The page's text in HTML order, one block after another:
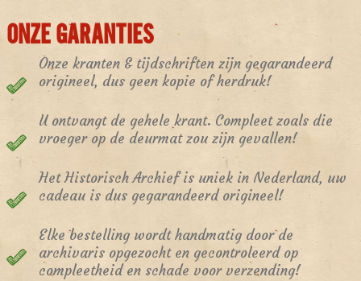
ONZE GARANTIES
Onze kranten & tijdschriften zijn gegarandeerd
origineel, dus geen kopie of herdruk!
U ontvangt de gehele krant. Compleet zoals die
vroeger op de deurmat zou zijn gevallen!
Het Historisch Archief is uniek in Nederland, uw
cadeau is dus gegarandeerd origineel!
Elke bestelling wordt handmatig door de
archivaris opgezocht en gecontroleerd op
compleetheid en schade voor verzending!